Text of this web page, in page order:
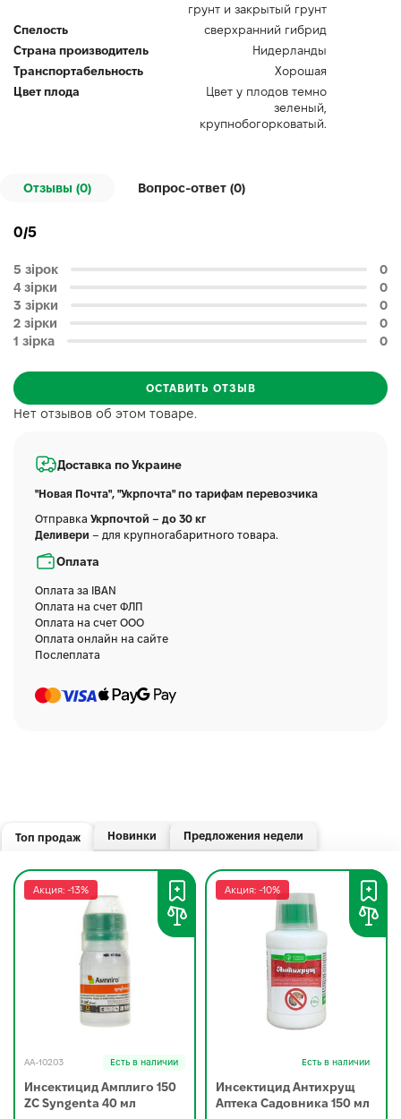
грунт и закрытый грунт
Спелость
сверхранний гибрид
Страна производитель
Нидерланды
Транспортабельность
Хорошая
Цвет плода
Цвет у плодов темно
зеленый,
крупнобогорковатый.
Отзывы (0) Вопрос-ответ (0)
Нет отзывов об этом товаре.
0/5
5 зірок
0
4 зірки
0
3 зірки
0
2 зірки
0
1 зірка
0
ОСТАВИТЬ ОТЗЫВ
Доставка по Украине
"Новая Почта", "Укрпочта" по тарифам перевозчика
Отправка Укрпочтой – до 30 кг
Деливери – для крупногабаритного товара.
Оплата
Оплата за IBAN
Оплата на счет ФЛП
Оплата на счет ООО
Оплата онлайн на сайте
Послеплата
Топ продаж Новинки Предложения недели
Акция: -13%
AA-10203 Есть в наличии
Инсектицид Амплиго 150
ZC Syngenta 40 мл
Акция: -10%
Есть в наличии
Инсектицид Антихрущ
Аптека Садовника 150 мл